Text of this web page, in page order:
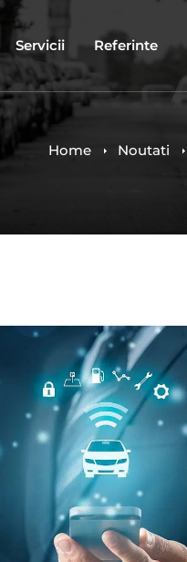
Servicii Referinte
Home Noutati